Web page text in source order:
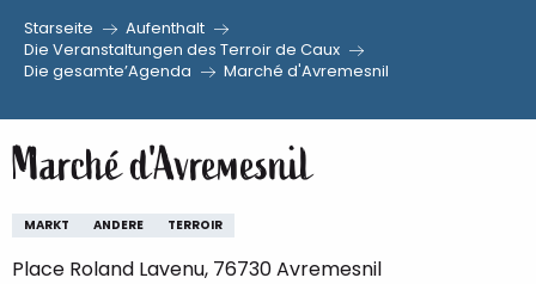
Aller
principal
Starseite
Aufenthalt
Die Veranstaltungen des Terroir de Caux
Die gesamte’Agenda
Marché d'Avremesnil
Marché d'Avremesnil
MARKT ANDERE TERROIR
Place Roland Lavenu, 76730 Avremesnil